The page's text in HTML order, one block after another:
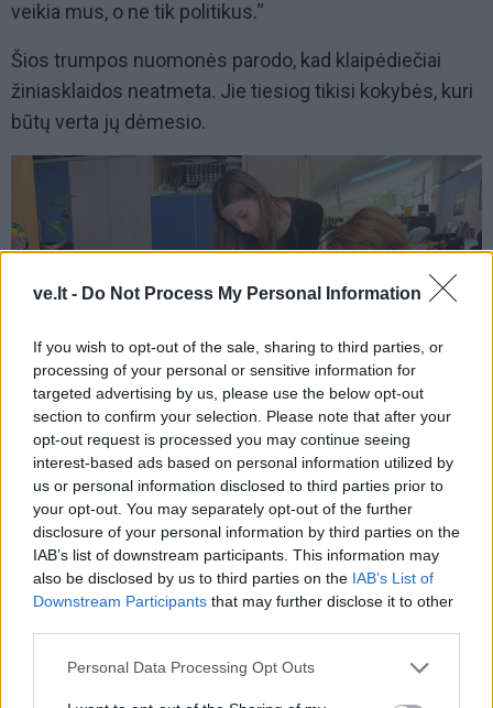
ve.lt - Do Not Process My Personal Information
If you wish to opt-out of the sale, sharing to third parties, or
processing of your personal or sensitive information for
targeted advertising by us, please use the below opt-out
section to confirm your selection. Please note that after your
opt-out request is processed you may continue seeing
interest-based ads based on personal information utilized by
us or personal information disclosed to third parties prior to
your opt-out. You may separately opt-out of the further
disclosure of your personal information by third parties on the
IAB’s list of downstream participants. This information may
also be disclosed by us to third parties on the IAB’s List of
Downstream Participants that may further disclose it to other
Personal Data Processing Opt Outs
veikia mus, o ne tik politikus.“
Šios trumpos nuomonės parodo, kad klaipėdiečiai
žiniasklaidos neatmeta. Jie tiesiog tikisi kokybės, kuri
būtų verta jų dėmesio.
© „Vakarų ekspreso“ archyvo nuotr.
Svarbiausia – nesitaikstyti su triukšmu
Atsakinga žurnalistika nėra vien žurnalistų reikalas. Tai
sąveika. Žurnalistai stengiasi būti tikslūs ir skaidrūs, o
visuomenė - įsiklausanti, kritiška ir nebijanti klausti.
Kai abi pusės susitinka viduryje, atsiranda tikras
dialogas. Ir tik tada informacinė erdvė tampa ne kovos